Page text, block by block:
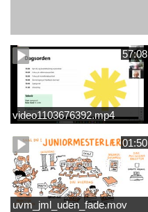
57:08
video1103676392.mp4
01:50
uvm_jml_uden_fade.mov